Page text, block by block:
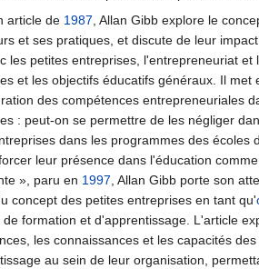
article de 1987, Allan Gibb explore le
et ses pratiques, et discute de leur
les petites entreprises, l'entrepreneuriat
et les objectifs éducatifs généraux. Il
des compétences entrepreneuriales
: peut-on se permettre de les négliger
dans les programmes des
leur présence dans l'éducation
», paru en 1997, Allan Gibb porte son
concept des petites entreprises en tant qu'
de formation et d'apprentissage. L'article
les connaissances et les capacités
au sein de leur organisation,